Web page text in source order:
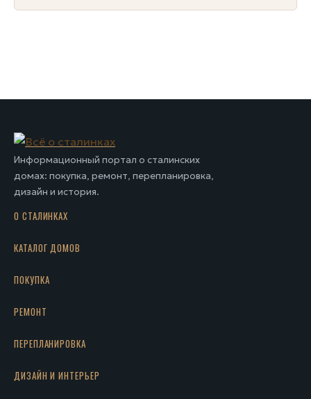
Информационный портал о сталинских
домах: покупка, ремонт, перепланировка,
дизайн и история.
О СТАЛИНКАХ
КАТАЛОГ ДОМОВ
ПОКУПКА
РЕМОНТ
ПЕРЕПЛАНИРОВКА
ДИЗАЙН И ИНТЕРЬЕР